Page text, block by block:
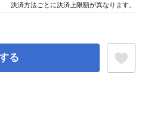
る
決済方法ごとに決済上限額が異なります。